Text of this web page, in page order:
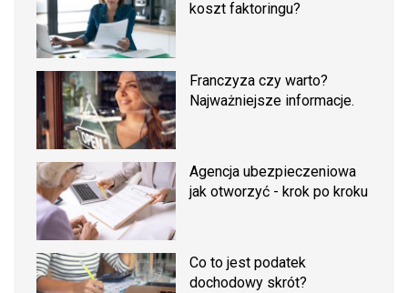
koszt faktoringu?
Franczyza czy warto?
Najważniejsze informacje.
Agencja ubezpieczeniowa
jak otworzyć - krok po kroku
Co to jest podatek
dochodowy skrót?